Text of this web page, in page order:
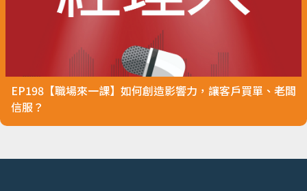
EP198【職場來一課】如何創造影響力，讓客戶買單、老闆
信服？